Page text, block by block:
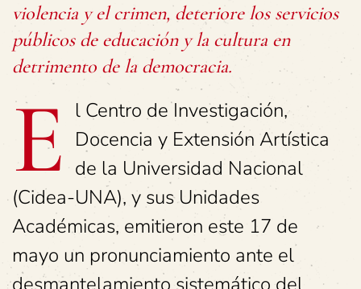
violencia y el crimen, deteriore los servicios
públicos de educación y la cultura en
detrimento de la democracia.
E l Centro de Investigación,
Docencia y Extensión Artística
de la Universidad Nacional
(Cidea-UNA), y sus Unidades
Académicas, emitieron este 17 de
mayo un pronunciamiento ante el